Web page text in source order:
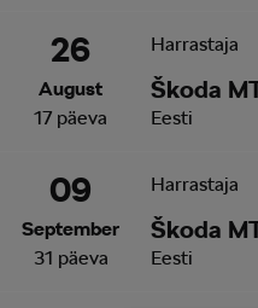
26
August
17 päeva
Harrastaja
Eesti
09
September
31 päeva
Harrastaja
Eesti